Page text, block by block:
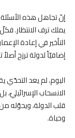
إنّ تجاهل هذه الأسئلة
يملك ترف الانتظار.
التأخير في إعادة
إضافيّاً لدولة ترزح
اليوم، لم يعد التحدّي
الانسحاب
قلب الدولة، ويحوّله
وحياة.